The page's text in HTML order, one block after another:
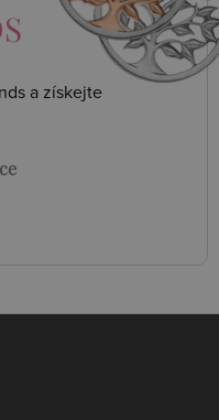
a získejte